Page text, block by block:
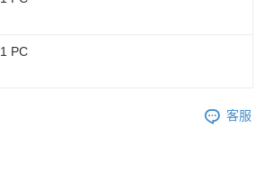
1 PC
客服